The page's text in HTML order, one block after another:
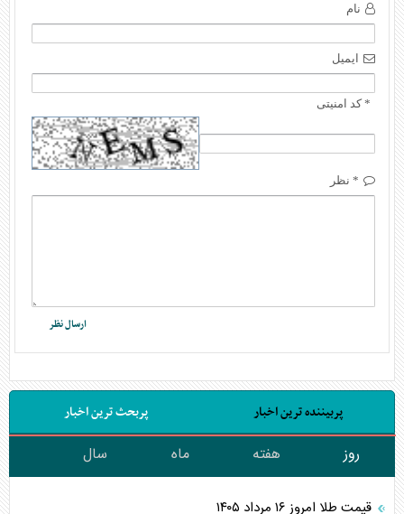
نام
ایمیل
* کد امنیتی
* نظر
پربیننده ترین اخبار پربحث ترین اخبار
روز هفته ماه سال
قیمت طلا امروز ۱۶ مرداد ۱۴۰۵